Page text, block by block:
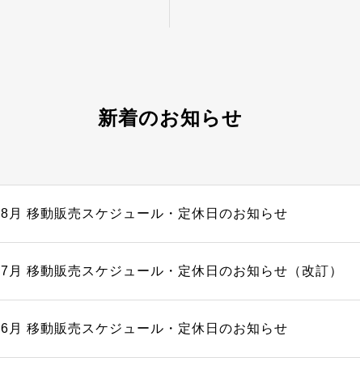
新着のお知らせ
8月 移動販売スケジュール・定休日のお知らせ
7月 移動販売スケジュール・定休日のお知らせ（改訂）
6月 移動販売スケジュール・定休日のお知らせ